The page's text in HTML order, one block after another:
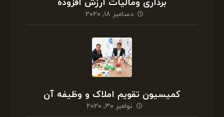
برداری ومالیات ارزش افزوده
دسامبر ۱۸, ۲۰۲۰
کمیسیون تقویم املاک و وظیفه آن
نوامبر ۳۰, ۲۰۲۰